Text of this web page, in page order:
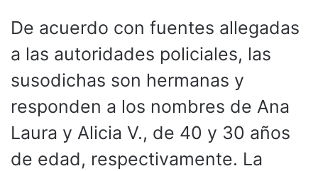
De acuerdo con fuentes allegadas
a las autoridades policiales, las
susodichas son hermanas y
responden a los nombres de Ana
Laura y Alicia V., de 40 y 30 años
de edad, respectivamente. La